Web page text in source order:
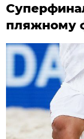
пляжному